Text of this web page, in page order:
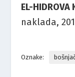
EL-HIDROVA
naklada,
Oznake: